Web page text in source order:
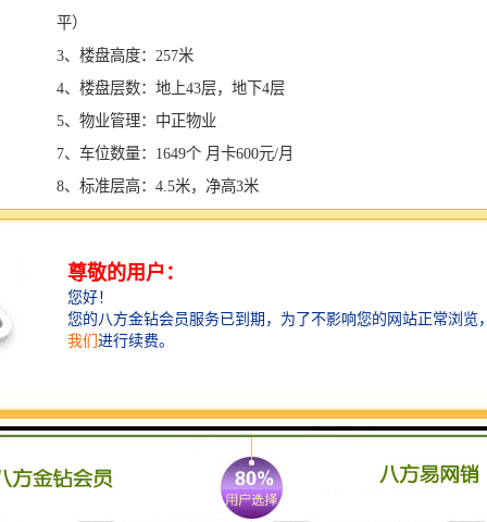
平）
3、楼盘高度：257米
4、楼盘层数：地上43层，地下4层
5、物业管理：中正物业
7、车位数量：1649个 月卡600元/月
8、标准层高：4.5米，净高3米
9、开 发 商：深圳市正中置业集团有限公司
过 20条公交线路，门前即公交站台，地铁罗宝线深大站
仅10分钟，科苑站开通后，将可直接接驳地铁。
10分钟连接深圳湾口岸；
20分钟即至蛇口码头；
安全设施
科兴科学园的建筑外立面全部为双银中空LOW-E玻璃幕